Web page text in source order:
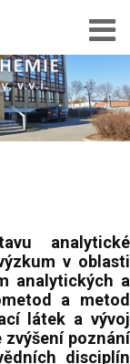
analytické
v oblasti
analytických a
a metod
látek a vývoj
poznání
disciplín